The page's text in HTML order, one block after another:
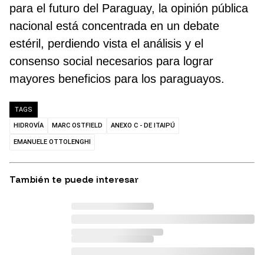
para el futuro del Paraguay, la opinión pública
nacional está concentrada en un debate
estéril, perdiendo vista el análisis y el
consenso social necesarios para lograr
mayores beneficios para los paraguayos.
TAGS
HIDROVÍA MARC OSTFIELD ANEXO C - DE ITAIPÚ
EMANUELE OTTOLENGHI
También te puede interesar